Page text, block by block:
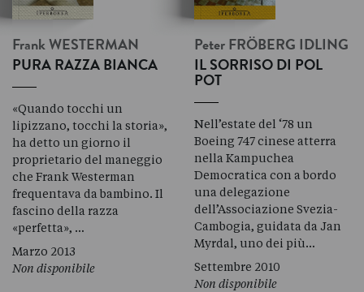
Frank WESTERMAN
PURA RAZZA BIANCA
«Quando tocchi un
lipizzano, tocchi la storia»,
ha detto un giorno il
proprietario del maneggio
che Frank Westerman
frequentava da bambino. Il
fascino della razza
«perfetta», …
Marzo 2013
Non disponibile
Peter FRÖBERG IDLING
IL SORRISO DI POL
POT
Nell’estate del ‘78 un
Boeing 747 cinese atterra
nella Kampuchea
Democratica con a bordo
una delegazione
dell’Associazione Svezia-
Cambogia, guidata da Jan
Myrdal, uno dei più…
Settembre 2010
Non disponibile